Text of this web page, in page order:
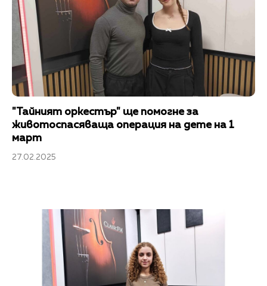
"Тайният оркестър" ще помогне за
животоспасяваща операция на дете на 1
март
27.02.2025